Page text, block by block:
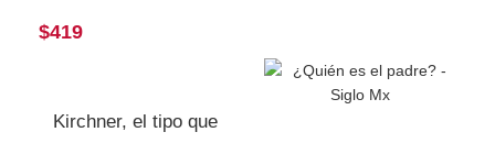
$419
Kirchner, el tipo que